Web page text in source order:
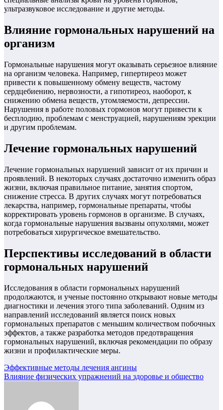
ультразвуковое исследование и другие методы.
Влияние гормональных нарушений на
организм
Гормональные нарушения могут оказывать серьезное влияние
на организм человека. Например, гипертиреоз может
привести к повышенному обмену веществ, частому
сердцебиению, нервозности, а гипотиреоз, наоборот, к
снижению обмена веществ, утомляемости, депрессии.
Нарушения в работе половых гормонов могут привести к
бесплодию, проблемам с менструацией, нарушениям эрекции
и другим проблемам.
Лечение гормональных нарушений
Лечение гормональных нарушений зависит от их причин и
проявлений. В некоторых случаях достаточно изменить образ
жизни, включая правильное питание, занятия спортом,
снижение стресса. В других случаях могут потребоваться
лекарства, например, гормональные препараты, чтобы
корректировать уровень гормонов в организме. В случаях,
когда гормональные нарушения вызваны опухолями, может
потребоваться хирургическое вмешательство.
Перспективы исследований в области
гормональных нарушений
Исследования в области гормональных нарушений
продолжаются, и ученые постоянно открывают новые методы
диагностики и лечения этого типа заболеваний. Одним из
направлений исследований является поиск новых
гормональных препаратов с меньшим количеством побочных
эффектов, а также разработка методов предотвращения
гормональных нарушений, включая рекомендации по образу
жизни и профилактические меры.
Навигация
по
Эффективные методы лечения ангины
Влияние физических упражнений на здоровье и общество